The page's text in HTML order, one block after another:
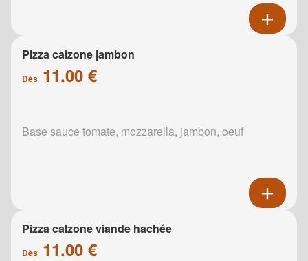
Pizza calzone jambon
Dès 11.00 €
Base sauce tomate, mozzarella, jambon, oeuf
Pizza calzone viande hachée
Dès 11.00 €